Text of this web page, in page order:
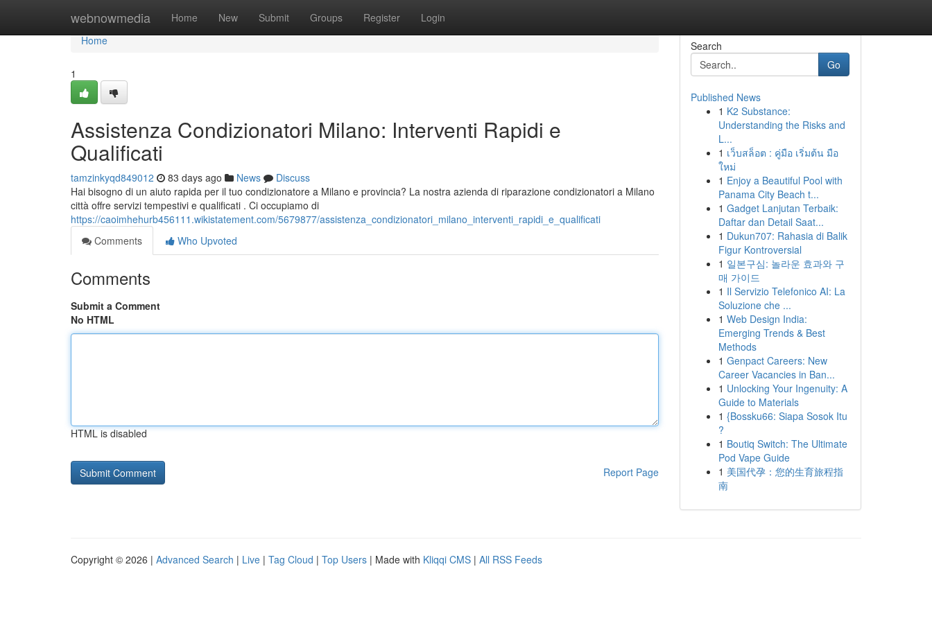
webnowmedia Home New Submit Groups Register Login
Home
Home
1
Assistenza Condizionatori Milano: Interventi Rapidi e
Qualificati
tamzinkyqd849012 83 days ago News
Discuss
Hai bisogno di un aiuto rapida per il tuo condizionatore a Milano e provincia? La nostra azienda di riparazione condizionatori a Milano
città offre servizi tempestivi e qualificati . Ci occupiamo di
https://caoimhehurb456111.wikistatement.com/5679877/assistenza_condizionatori_milano_interventi_rapidi_e_qualificati
Comments
Who Upvoted
Comments
Submit a Comment
No HTML
HTML is disabled
Report Page
Search
Go
Published News
1 K2 Substance:
Understanding the Risks and
L...
1 เว็บสล็อต : คู่มือ เริ่มต้น มือ
ใหม่
1 Enjoy a Beautiful Pool with
Panama City Beach t...
1 Gadget Lanjutan Terbaik:
Daftar dan Detail Saat...
1 Dukun707: Rahasia di Balik
Figur Kontroversial
1 일본구심: 놀라운 효과와 구
매 가이드
1 Il Servizio Telefonico AI: La
Soluzione che ...
1 Web Design India:
Emerging Trends & Best
Methods
1 Genpact Careers: New
Career Vacancies in Ban...
1 Unlocking Your Ingenuity: A
Guide to Materials
1 {Bossku66: Siapa Sosok Itu
?
1 Boutiq Switch: The Ultimate
Pod Vape Guide
1 美国代孕：您的生育旅程指
南
Copyright © 2026 | Advanced Search | Live | Tag Cloud | Top Users | Made with Kliqqi CMS | All RSS Feeds